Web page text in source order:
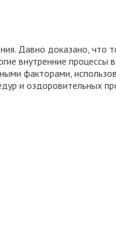
Давно доказано, что
внутренние процессы
факторами,
и оздоровительных